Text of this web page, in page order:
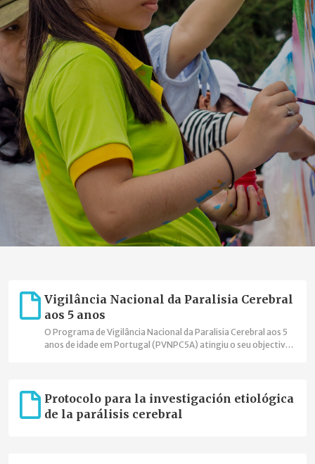
Vigilância Nacional da Paralisia Cerebral
aos 5 anos
O Programa de Vigilância Nacional da Paralisia Cerebral aos 5
anos de idade em Portugal (PVNPC5A) atingiu o seu objectivo
com o Joint Research Centre da Comissão Europeia para
integrar a Plataforma Europeia de Registos de Doenças
Raras."
Protocolo para la investigación etiológica
de la parálisis cerebral